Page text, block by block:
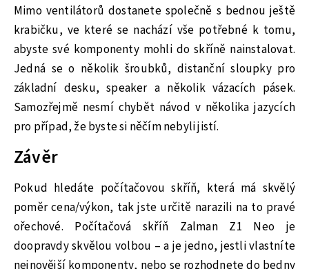
Mimo ventilátorů dostanete společně s bednou ještě
krabičku, ve které se nachází vše potřebné k tomu,
abyste své komponenty mohli do skříně nainstalovat.
Jedná se o několik šroubků, distanční sloupky pro
základní desku, speaker a několik vázacích pásek.
Samozřejmě nesmí chybět návod v několika jazycích
pro případ, že byste si něčím nebyli jistí.
Závěr
Pokud hledáte počítačovou skříň, která má skvělý
poměr cena/výkon, tak jste určitě narazili na to pravé
ořechové. Počítačová skříň Zalman Z1 Neo je
doopravdy skvělou volbou – a je jedno, jestli vlastníte
nejnovější komponenty, nebo se rozhodnete do bedny